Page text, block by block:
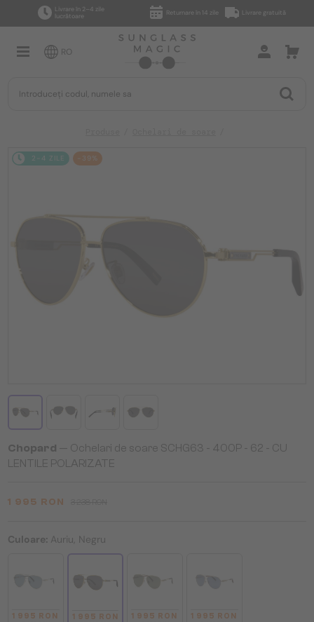
Livrare în 2–4 zile
lucrătoare
Returnare în 14 zile Livrare gratuită
RO
2-4 ZILE -39%
Chopard — Ochelari de soare SCHG63 - 400P - 62 - CU
LENTILE POLARIZATE
1 995 RON
Culoare: Auriu, Negru
1 995 RON 1 995 RON 1 995 RON 1 995 RON